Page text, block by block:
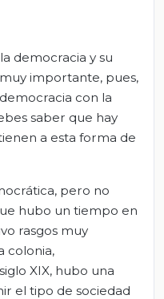
democracia y su
importante, pues,
con la
saber que hay
a esta forma de
pero no
hubo un tiempo en
rasgos muy
colonia,
XIX, hubo una
el tipo de sociedad